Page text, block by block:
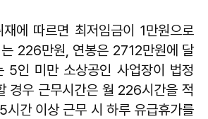
에 따르면 최저임금이 1만원으로
226만원, 연봉은 2712만원에 달
5인 미만 소상공인 사업장이 법정
경우 근무시간은 월 226시간을 적
시간 이상 근무 시 하루 유급휴가를